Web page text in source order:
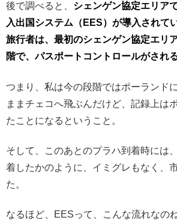
後で調べると、 シェンゲン協定エリア
入出国システム（EES）が導入されて
旅行者は、最初のシェンゲン協定エリ
階で、パスポートコントロールがされる
つまり、私は今の段階ではポーランド
ままチェコへ飛ぶんだけど、記録上は
たことになるということ。
そして、このあとのプラハ到着時には
着したかのように、イミグレもなく、
た。
なるほど、EESって、こんな流れなの